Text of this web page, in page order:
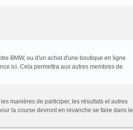
BMW, ou d'un achat d'une boutique en ligne
ici. Cela permettra aux autres membres de
manières de participer, les résultats et autres
la course devront en revanche se faire dans le